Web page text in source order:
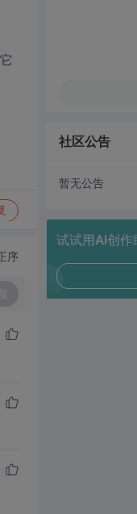
序
社区公告
暂无公告
试试用AI创